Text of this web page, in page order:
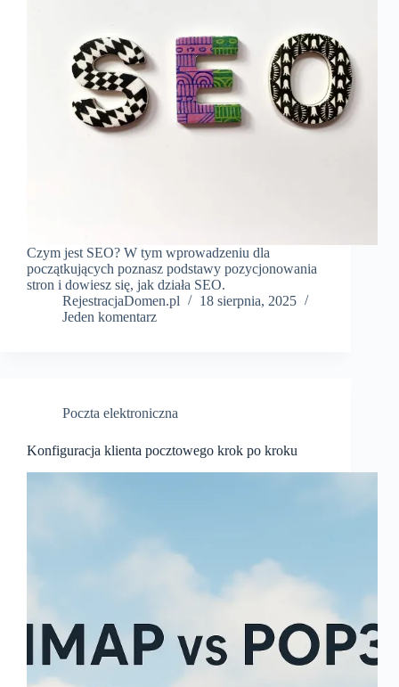
Czym jest SEO? W tym wprowadzeniu dla
początkujących poznasz podstawy pozycjonowania
stron i dowiesz się, jak działa SEO.
RejestracjaDomen.pl
18 sierpnia, 2025
Jeden komentarz
Poczta elektroniczna
Konfiguracja klienta pocztowego krok po kroku